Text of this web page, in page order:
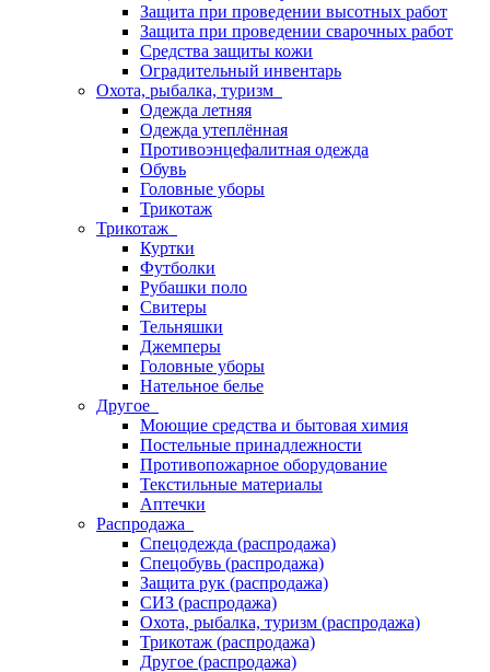
Защита при проведении высотных работ
Защита при проведении сварочных работ
Средства защиты кожи
Оградительный инвентарь
Охота, рыбалка, туризм
Одежда летняя
Одежда утеплённая
Противоэнцефалитная одежда
Обувь
Головные уборы
Трикотаж
Трикотаж
Куртки
Футболки
Рубашки поло
Свитеры
Тельняшки
Джемперы
Головные уборы
Нательное белье
Другое
Моющие средства и бытовая химия
Постельные принадлежности
Противопожарное оборудование
Текстильные материалы
Аптечки
Распродажа
Спецодежда (распродажа)
Спецобувь (распродажа)
Защита рук (распродажа)
СИЗ (распродажа)
Охота, рыбалка, туризм (распродажа)
Трикотаж (распродажа)
Другое (распродажа)